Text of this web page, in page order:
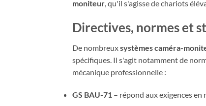
moniteur , qu'il s'agisse de chariots
Directives, normes et
De nombreuxsystèmes caméra-
spécifiques. Il s'agit notamment de
mécanique professionnelle :
GS BAU-71 – répond aux exigences